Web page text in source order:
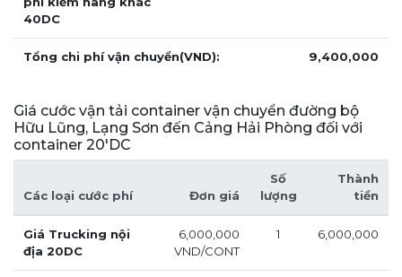
40DC
Tổng chi phí vận chuyển(VND): 9,400,000
Giá cước vận tải container vận chuyển đường bộ
Hữu Lũng, Lạng Sơn đến Cảng Hải Phòng đối với
container 20'DC
Các loại cước phí Đơn giá
Số
lượng
Thành
tiền
Giá Trucking nội
địa 20DC
6,000,000
VND/CONT
1 6,000,000